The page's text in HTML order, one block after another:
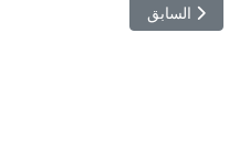
المقال السابق: لا بد من قرارات
السابق